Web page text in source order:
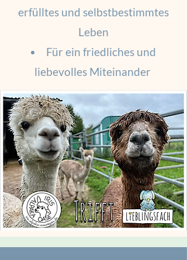
erfülltes und selbstbestimmtes
Leben
Für ein friedliches und
liebevolles Miteinander